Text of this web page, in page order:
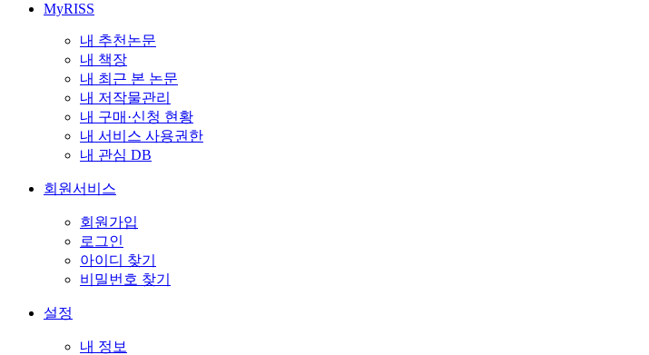
MyRISS
내 추천논문
내 책장
내 최근 본 논문
내 저작물관리
내 구매·신청 현황
내 서비스 사용권한
내 관심 DB
회원서비스
회원가입
로그인
아이디 찾기
비밀번호 찾기
설정
내 정보